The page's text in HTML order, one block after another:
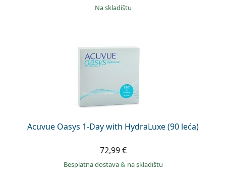
na skladištu
Acuvue Oasys 1-Day with HydraLuxe (90 leća)
72,99 €
Besplatna dostava& na skladištu